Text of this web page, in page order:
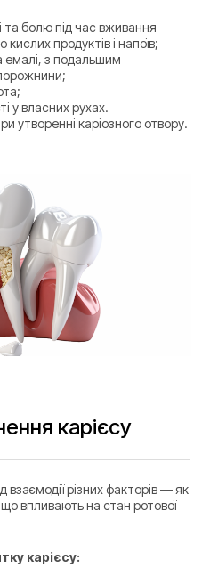
та болю під час вживання
продуктів і напоїв;
емалі, з подальшим
у власних рухах.
утворенні каріозного отвору.
карієсу
взаємодії різних факторів — як
впливають на стан ротової
карієсу: